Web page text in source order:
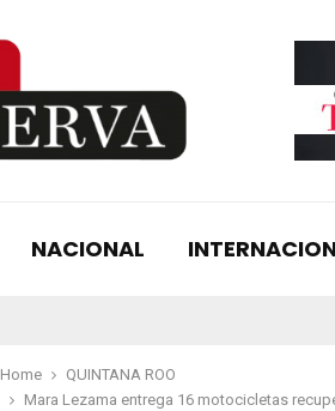
NACIONAL
Home
QUINTANA ROO
Mara Lezama entrega 16 motocicletas